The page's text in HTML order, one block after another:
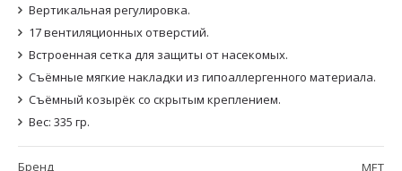
Вертикальная регулировка.
17 вентиляционных отверстий.
Встроенная сетка для защиты от насекомых.
Съёмные мягкие накладки из гипоаллергенного материала.
Съёмный козырёк со скрытым креплением.
Вес: 335 гр.
Бренд MET